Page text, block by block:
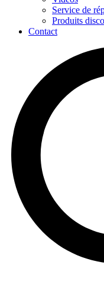
Service de
Produits
Contact